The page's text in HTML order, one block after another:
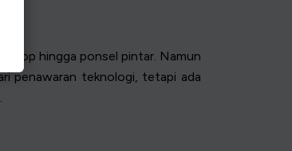
hingga ponsel pintar. Namun
penawaran teknologi, tetapi ada